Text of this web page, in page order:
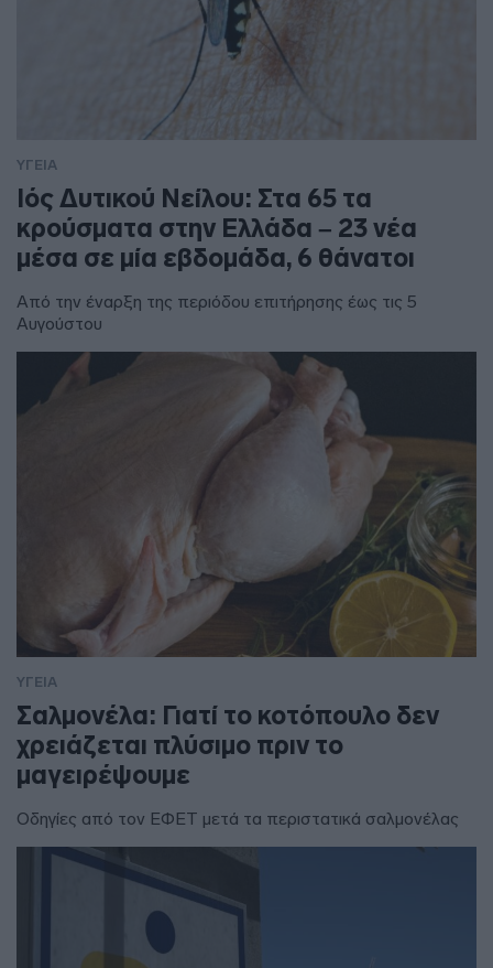
ΥΓΕΙΑ
Ιός Δυτικού Νείλου: Στα 65 τα
κρούσματα στην Ελλάδα – 23 νέα
μέσα σε μία εβδομάδα, 6 θάνατοι
Από την έναρξη της περιόδου επιτήρησης έως τις 5
Αυγούστου
ΥΓΕΙΑ
Σαλμονέλα: Γιατί το κοτόπουλο δεν
χρειάζεται πλύσιμο πριν το
μαγειρέψουμε
Οδηγίες από τον ΕΦΕΤ μετά τα περιστατικά σαλμονέλας